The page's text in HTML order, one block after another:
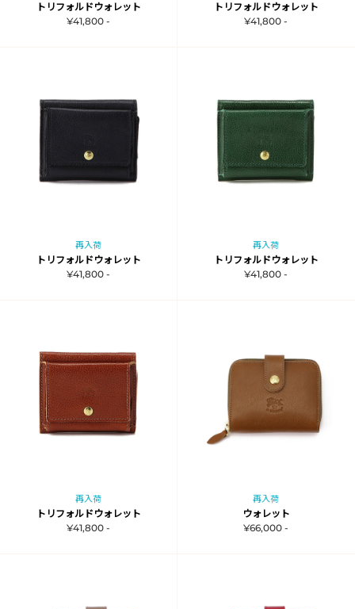
トリフォルドウォレット
¥41,800 -
トリフォルドウォレット
¥41,800 -
再入荷
トリフォルドウォレット
¥41,800 -
再入荷
トリフォルドウォレット
¥41,800 -
再入荷
トリフォルドウォレット
¥41,800 -
再入荷
ウォレット
¥66,000 -